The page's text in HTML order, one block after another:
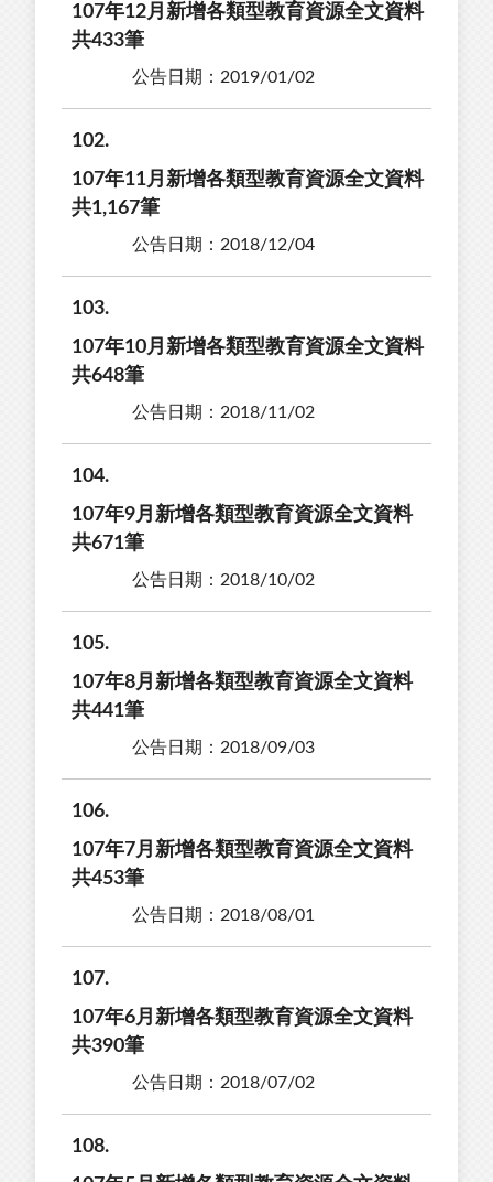
107年12月新增各類型教育資源全文資料
共433筆
公告日期：2019/01/02
102
107年11月新增各類型教育資源全文資料
共1,167筆
公告日期：2018/12/04
103
107年10月新增各類型教育資源全文資料
共648筆
公告日期：2018/11/02
104
107年9月新增各類型教育資源全文資料
共671筆
公告日期：2018/10/02
105
107年8月新增各類型教育資源全文資料
共441筆
公告日期：2018/09/03
106
107年7月新增各類型教育資源全文資料
共453筆
公告日期：2018/08/01
107
107年6月新增各類型教育資源全文資料
共390筆
公告日期：2018/07/02
108